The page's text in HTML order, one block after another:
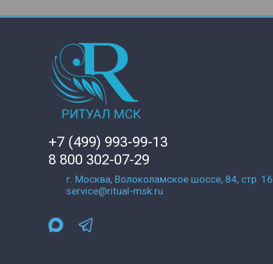
+7 (499) 993-99-13
8 800 302-07-29
г. Москва, Волоколамское шоссе, 84, стр. 16
service@ritual-msk.ru